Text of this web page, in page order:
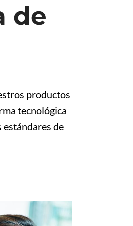
de
productos
tecnológica
estándares de